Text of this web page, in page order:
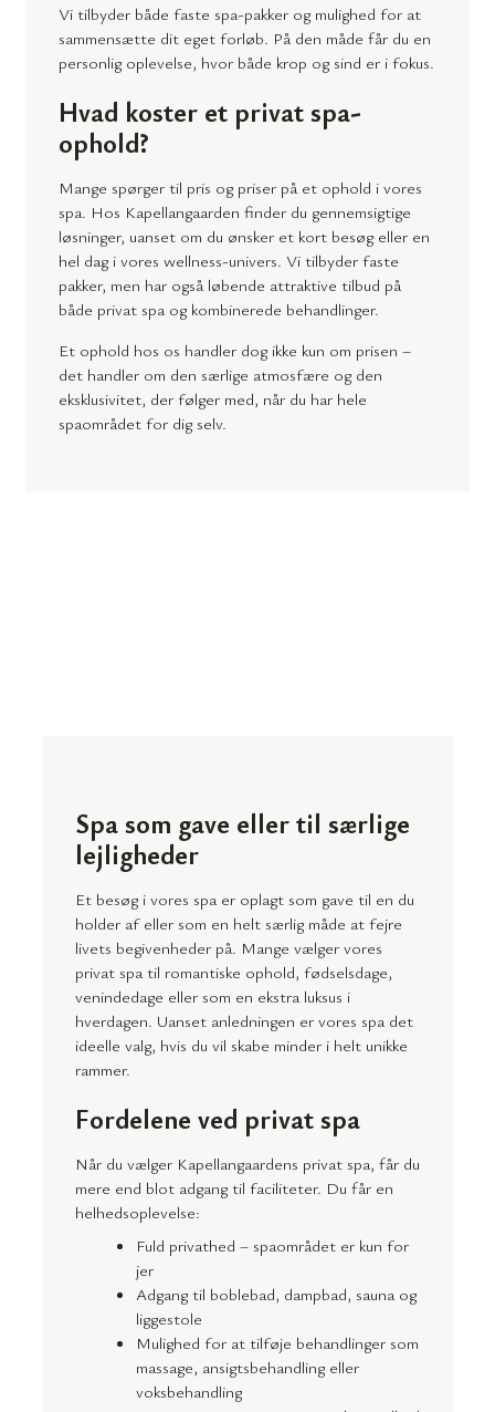
Vi tilbyder både faste spa-pakker og mulighed for at
sammensætte dit eget forløb. På den måde får du en
personlig oplevelse, hvor både krop og sind er i fokus.
Hvad koster et privat spa-
ophold?
Mange spørger til pris og priser på et ophold i vores
spa. Hos Kapellangaarden finder du gennemsigtige
løsninger, uanset om du ønsker et kort besøg eller en
hel dag i vores wellness-univers. Vi tilbyder faste
pakker, men har også løbende attraktive tilbud på
både privat spa og kombinerede behandlinger.
Et ophold hos os handler dog ikke kun om prisen –
det handler om den særlige atmosfære og den
eksklusivitet, der følger med, når du har hele
spaområdet for dig selv.
Spa som gave eller til særlige
lejligheder
Et besøg i vores spa er oplagt som gave til en du
holder af eller som en helt særlig måde at fejre
livets begivenheder på. Mange vælger vores
privat spa til romantiske ophold, fødselsdage,
venindedage eller som en ekstra luksus i
hverdagen. Uanset anledningen er vores spa det
ideelle valg, hvis du vil skabe minder i helt unikke
rammer.
Fordelene ved privat spa
Når du vælger Kapellangaardens privat spa, får du
mere end blot adgang til faciliteter. Du får en
helhedsoplevelse:
Fuld privathed – spaområdet er kun for
jer
Adgang til boblebad, dampbad, sauna og
liggestole
Mulighed for at tilføje behandlinger som
massage, ansigtsbehandling eller
voksbehandling